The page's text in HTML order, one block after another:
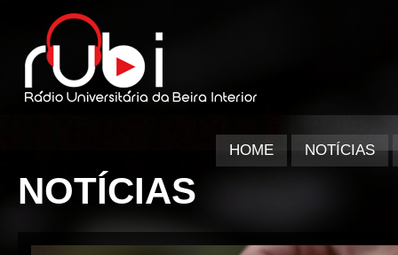
HOME NOTÍCIAS
NOTÍCIAS